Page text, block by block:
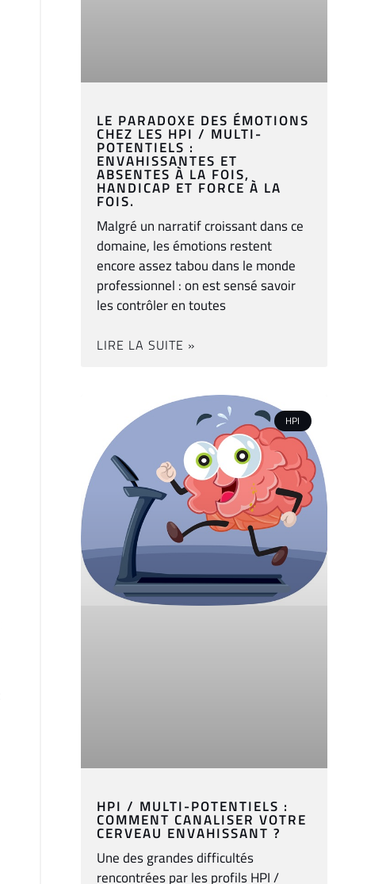
LE PARADOXE DES ÉMOTIONS
CHEZ LES HPI / MULTI-
POTENTIELS :
ENVAHISSANTES ET
ABSENTES À LA FOIS,
HANDICAP ET FORCE À LA
FOIS.
Malgré un narratif croissant dans ce
domaine, les émotions restent
encore assez tabou dans le monde
professionnel : on est sensé savoir
les contrôler en toutes
LIRE LA SUITE »
HPI
HPI / MULTI-POTENTIELS :
COMMENT CANALISER VOTRE
CERVEAU ENVAHISSANT ?
Une des grandes difficultés
rencontrées par les profils HPI /